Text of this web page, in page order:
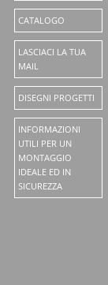
CATALOGO
LASCIACI LA TUA
MAIL
DISEGNI PROGETTI
INFORMAZIONI
UTILI PER UN
MONTAGGIO
IDEALE ED IN
SICUREZZA